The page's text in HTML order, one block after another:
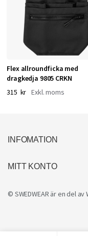
Flex allroundficka med
dragkedja 9805 CRKN
315 kr
INFOMATION
MITT KONTO
© SWEDWEAR är en del av